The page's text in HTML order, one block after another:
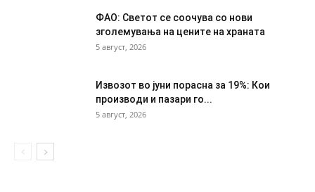
ФАО: Светот се соочува со нови
зголемувања на цените на храната
5 август, 2026
Извозот во јуни порасна за 19%: Кои
производи и пазари го...
5 август, 2026